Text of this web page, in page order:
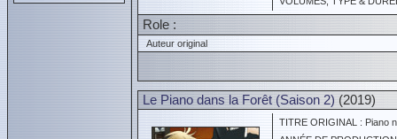
Role :
Auteur original
Le Piano dans la Forêt (Saison 2) (2019)
TITRE ORIGINAL : Piano